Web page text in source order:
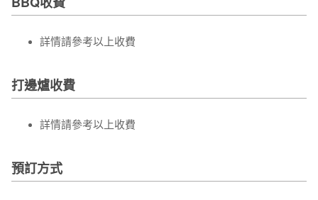
詳情請參考以上收費
打邊爐收費
詳情請參考以上收費
預訂方式